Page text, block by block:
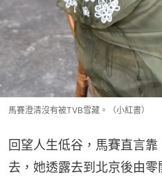
馬賽澄清沒有被TVB雪藏。（小紅書）
回望人生低谷，馬賽直言
去，她透露去到北京後由